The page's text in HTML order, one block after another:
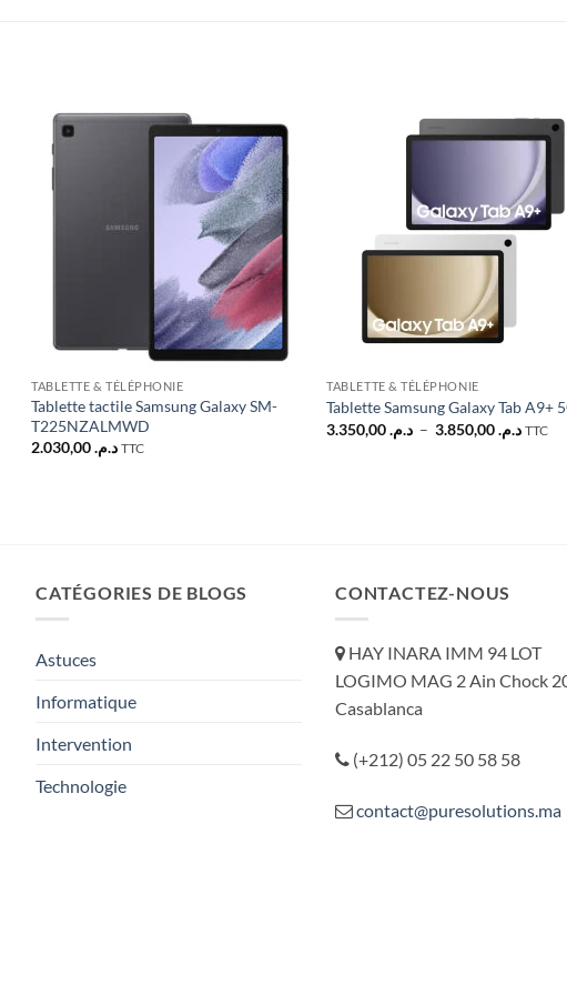
Ajouter
à la liste
d’envies
TABLETTE & TÉLÉPHONIE
Tablette tactile Samsung Galaxy SM-
T225NZALMWD
د.م.2.030,00 TTC
à la
TABLETTE & TÉLÉPHONIE
Tablette Samsung Galaxy Tab A9+
د.م.3.350,00 – د.م.3.850,00
Plage
TTC
CATÉGORIES DE BLOGS
Astuces
Informatique
Intervention
Technologie
CONTACTEZ-NOUS
HAY INARA IMM 94 LOT
LOGIMO MAG 2 Ain Chock
Casablanca
(+212) 05 22 50 58 58
contact@puresolutions.ma